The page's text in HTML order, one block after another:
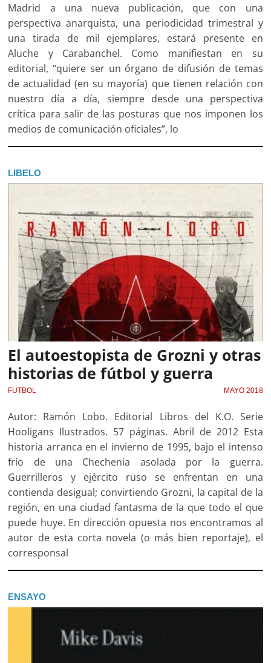
Madrid a una nueva publicación, que con una
perspectiva anarquista, una periodicidad trimestral y
una tirada de mil ejemplares, estará presente en
Aluche y Carabanchel. Como manifiestan en su
editorial, “quiere ser un órgano de difusión de temas
de actualidad (en su mayoría) que tienen relación con
nuestro día a día, siempre desde una perspectiva
crítica para salir de las posturas que nos imponen los
medios de comunicación oficiales”, lo
LIBELO
El autoestopista de Grozni y otras
historias de fútbol y guerra
FUTBOL MAYO 2018
Autor: Ramón Lobo. Editorial Libros del K.O. Serie
Hooligans Ilustrados. 57 páginas. Abril de 2012 Esta
historia arranca en el invierno de 1995, bajo el intenso
frío de una Chechenia asolada por la guerra.
Guerrilleros y ejército ruso se enfrentan en una
contienda desigual; convirtiendo Grozni, la capital de la
región, en una ciudad fantasma de la que todo el que
puede huye. En dirección opuesta nos encontramos al
autor de esta corta novela (o más bien reportaje), el
corresponsal
ENSAYO